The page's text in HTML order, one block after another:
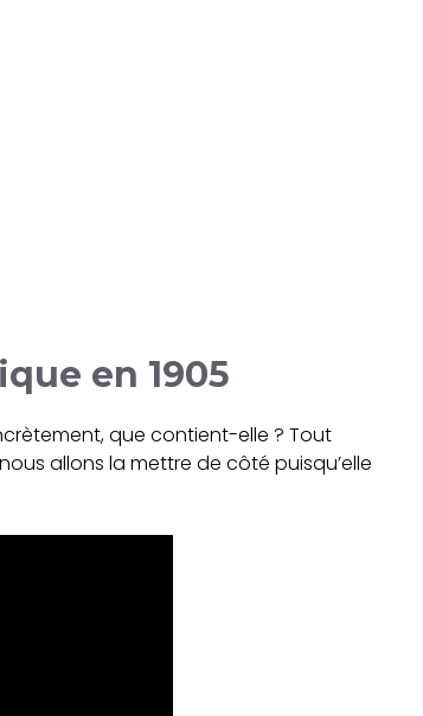
en 1905
que contient-elle ? Tout
allons la mettre de côté puisqu’elle